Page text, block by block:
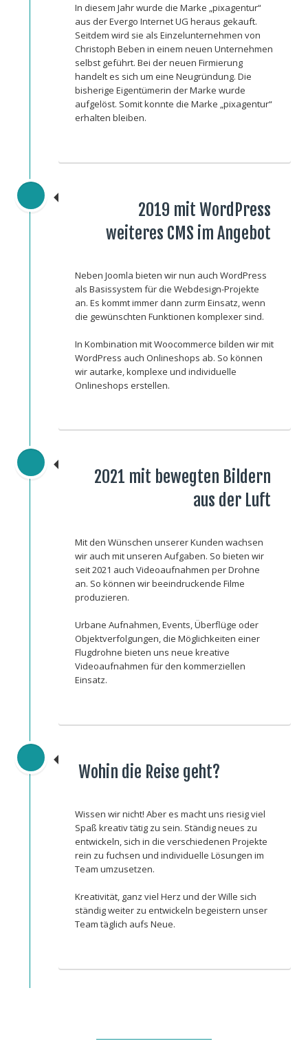
In diesem Jahr wurde die Marke „pixagentur“
aus der Evergo Internet UG heraus gekauft.
Seitdem wird sie als Einzelunternehmen von
Christoph Beben in einem neuen Unternehmen
selbst geführt. Bei der neuen Firmierung
handelt es sich um eine Neugründung. Die
bisherige Eigentümerin der Marke wurde
aufgelöst. Somit konnte die Marke „pixagentur“
erhalten bleiben.
2019 mit WordPress
weiteres CMS im Angebot
Neben Joomla bieten wir nun auch WordPress
als Basissystem für die Webdesign-Projekte
an. Es kommt immer dann zurm Einsatz, wenn
die gewünschten Funktionen komplexer sind.
In Kombination mit Woocommerce bilden wir mit
WordPress auch Onlineshops ab. So können
wir autarke, komplexe und individuelle
Onlineshops erstellen.
2021 mit bewegten Bildern
aus der Luft
Mit den Wünschen unserer Kunden wachsen
wir auch mit unseren Aufgaben. So bieten wir
seit 2021 auch Videoaufnahmen per Drohne
an. So können wir beeindruckende Filme
produzieren.
Urbane Aufnahmen, Events, Überflüge oder
Objektverfolgungen, die Möglichkeiten einer
Flugdrohne bieten uns neue kreative
Videoaufnahmen für den kommerziellen
Einsatz.
Wohin die Reise geht?
Wissen wir nicht! Aber es macht uns riesig viel
Spaß kreativ tätig zu sein. Ständig neues zu
entwickeln, sich in die verschiedenen Projekte
rein zu fuchsen und individuelle Lösungen im
Team umzusetzen.
Kreativität, ganz viel Herz und der Wille sich
ständig weiter zu entwickeln begeistern unser
Team täglich aufs Neue.